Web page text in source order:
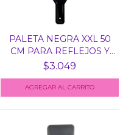
PALETA NEGRA XXL 50
CM PARA REFLEJOS Y
M...
$3.049
AGREGAR AL CARRITO